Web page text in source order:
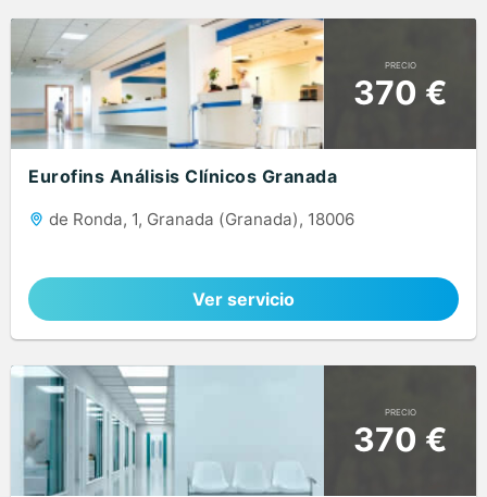
PRECIO
370 €
Eurofins Análisis Clínicos Granada
de Ronda, 1, Granada (Granada), 18006
Ver servicio
PRECIO
370 €